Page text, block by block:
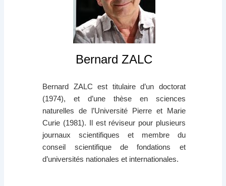
Bernard ZALC
Bernard ZALC est titulaire d’un doctorat
(1974), et d’une thèse en sciences
naturelles de l’Université Pierre et Marie
Curie (1981). Il est réviseur pour plusieurs
journaux scientifiques et membre du
conseil scientifique de fondations et
d’universités nationales et internationales.